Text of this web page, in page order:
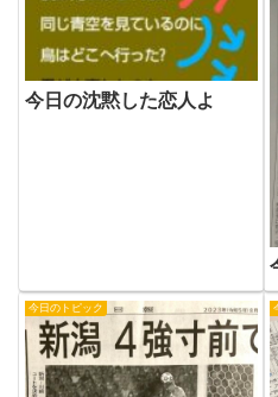
今日の沈黙した恋人よ
今日のトピック